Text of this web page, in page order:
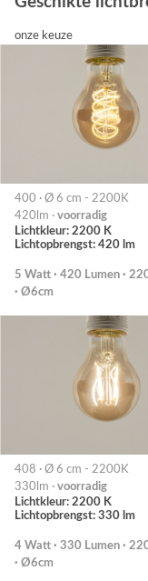
onze keuze
400 · Ø 6 cm - 2200K
420lm · voorradig
Lichtkleur: 2200 K
Lichtopbrengst: 420 lm
5 Watt · 420 Lumen ·
· Ø6cm
408 · Ø 6 cm - 2200K
330lm · voorradig
Lichtkleur: 2200 K
Lichtopbrengst: 330 lm
4 Watt · 330 Lumen ·
· Ø6cm